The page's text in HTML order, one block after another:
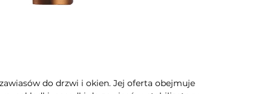
do drzwi i okien. Jej oferta obejmuje